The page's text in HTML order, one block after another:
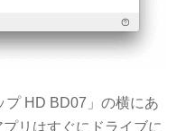
プ HD BD07」の横にあ
リはすぐにドライブに